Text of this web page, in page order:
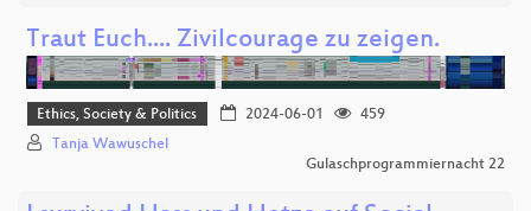
Traut Euch.... Zivilcourage zu zeigen.
Ethics, Society & Politics 2024-06-01
459
Tanja Wawuschel
Gulaschprogrammiernacht 22